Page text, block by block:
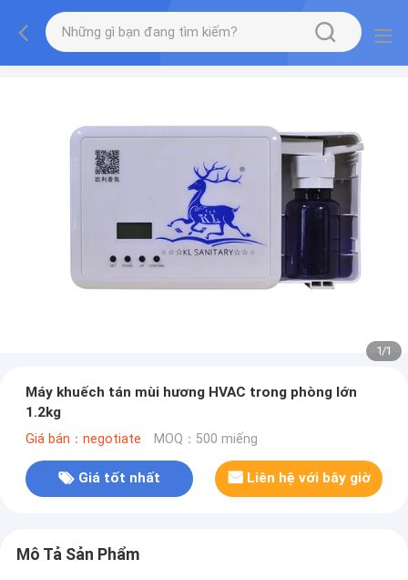
1/1
Máy khuếch tán mùi hương HVAC trong phòng lớn
1.2kg
Giá bán：negotiate MOQ：500 miếng
Giá tốt nhất Liên hệ với bây giờ
Mô Tả Sản Phẩm